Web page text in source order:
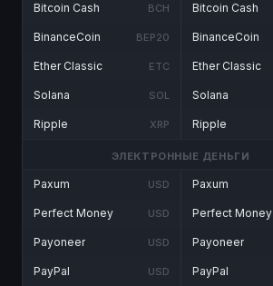
Bitcoin Cash BCH
BinanceCoin BEP20
Ether Classic ETC
Solana SOL
Ripple XRP
Bitcoin Cash
BinanceCoin
Ether Classic
Solana
Ripple
ЭЛЕКТРОННЫЕ ДЕНЬГИ
Paxum USD
Perfect Money USD
Payoneer USD
PayPal USD
Paxum
Perfect Money
Payoneer
PayPal